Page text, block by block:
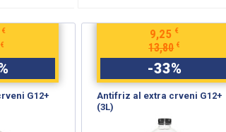
€
€
G12+
13,80 €
9,25 €
-33%
Antifriz al extra crveni G12+
(3L)